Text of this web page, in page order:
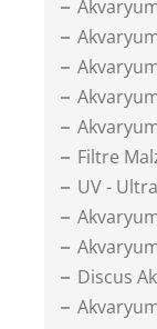
Filtre
UV -
Discus